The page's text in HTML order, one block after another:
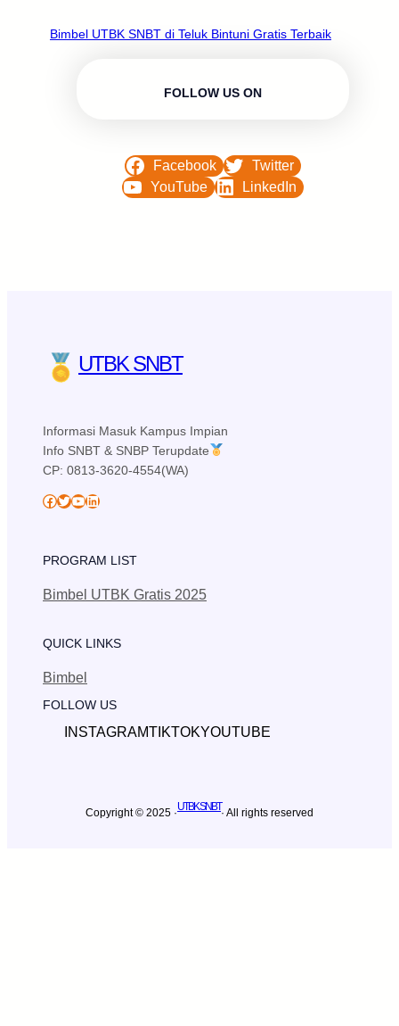
Bimbel UTBK SNBT di Teluk Bintuni Gratis Terbaik
FOLLOW US ON
Facebook
Twitter
YouTube
LinkedIn
UTBK SNBT
Informasi Masuk Kampus Impian
Info SNBT & SNBP Terupdate
CP: 0813-3620-4554(WA)
Facebook Twitter YouTube LinkedIn
PROGRAM LIST
Bimbel UTBK Gratis 2025
QUICK LINKS
Bimbel
FOLLOW US
INSTAGRAMTIKTOKYOUTUBE
Copyright © 2025 ·
UTBK SNBT
· All rights reserved